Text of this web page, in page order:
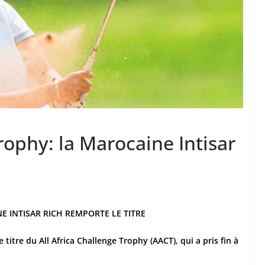
la Marocaine Intisar
INTISAR RICH REMPORTE LE TITRE
du All Africa Challenge Trophy (AACT), qui a pris fin à